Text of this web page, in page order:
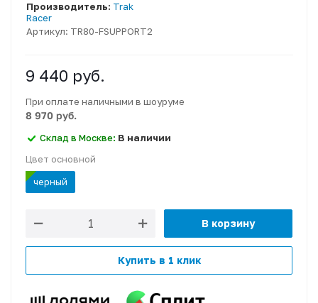
Артикул: TR80-FSUPPORT2
Производитель: Trak
Racer
9 440 руб.
При оплате наличными в шоуруме
8 970 руб.
Склад в Москве: В наличии
Цвет основной
черный
В корзину
Купить в 1 клик